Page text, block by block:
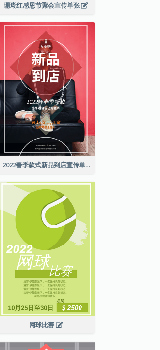
珊瑚红感恩节聚会宣传单张
2022春季款式新品到店宣传单张
网球比赛